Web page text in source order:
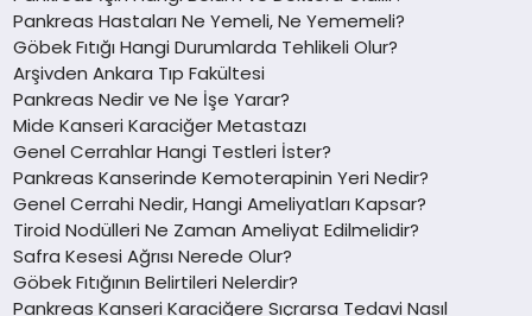
Pankreas Hastaları Ne Yemeli, Ne Yememeli?
Göbek Fıtığı Hangi Durumlarda Tehlikeli Olur?
Arşivden Ankara Tıp Fakültesi
Pankreas Nedir ve Ne İşe Yarar?
Mide Kanseri Karaciğer Metastazı
Genel Cerrahlar Hangi Testleri İster?
Pankreas Kanserinde Kemoterapinin Yeri Nedir?
Genel Cerrahi Nedir, Hangi Ameliyatları Kapsar?
Tiroid Nodülleri Ne Zaman Ameliyat Edilmelidir?
Safra Kesesi Ağrısı Nerede Olur?
Göbek Fıtığının Belirtileri Nelerdir?
Pankreas Kanseri Karaciğere Sıçrarsa Tedavi Nasıl